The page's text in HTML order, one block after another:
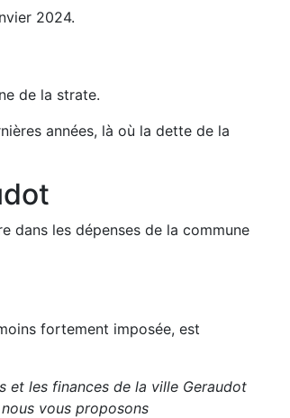
2024.
de la strate.
années, là où la dette de la
dans les dépenses de la commune
fortement imposée, est
et les finances de la ville Geraudot
vous proposons